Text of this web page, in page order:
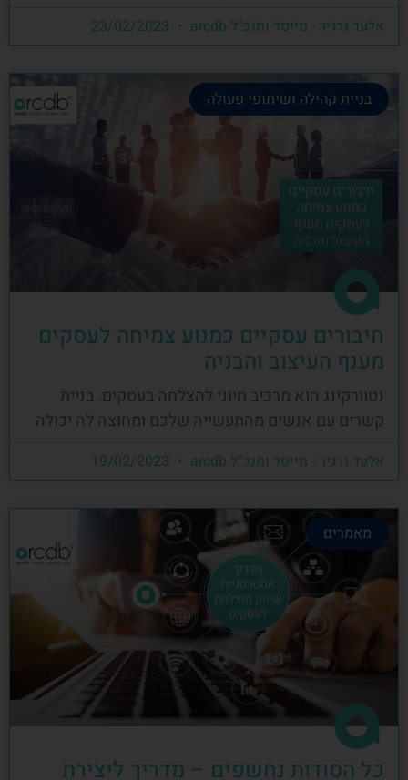
אלעד גרגיר - מייסד ומנכ"ל arcdb
בניית קהילה ושיתופי פעולה
חיבורים עסקיים כמנוע צמיחה לעסקים
מענף העיצוב והבניה
נטוורקינג הוא מרכיב חיוני להצלחה בעסקים. בניית
קשרים עם אנשים מהתעשייה שלכם ומחוצה לה יכולה
אלעד גרגיר - מייסד ומנכ"ל arcdb
מאמרים
כל הסודות נחשפים – מדריך ליצירת